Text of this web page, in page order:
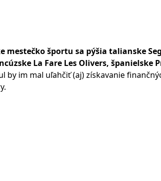
mestečko športu sa pýšia talianske
La Fare Les Olivers, španielske
im mal uľahčiť (aj) získavanie